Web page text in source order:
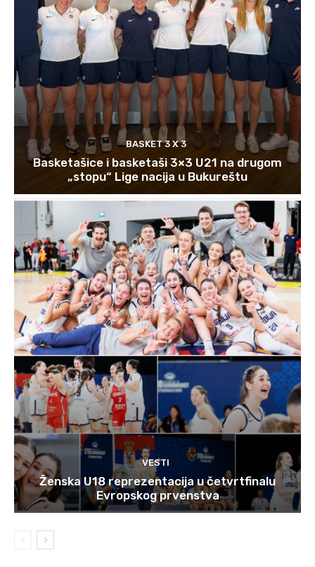
BASKET 3 X 3
Basketašice i basketaši 3×3 U21 na drugom
„stopu“ Lige nacija u Bukureštu
VESTI
Ženska U18 reprezentacija u četvrtfinalu
Evropskog prvenstva